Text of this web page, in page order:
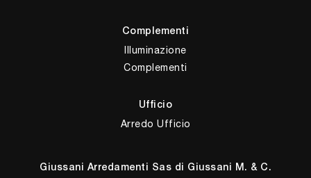
Complementi
Illuminazione
Complementi
Ufficio
Arredo Ufficio
Giussani Arredamenti Sas di Giussani M. & C.